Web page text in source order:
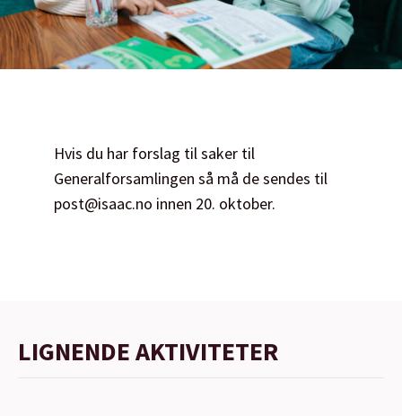
Hvis du har forslag til saker til
Generalforsamlingen så må de sendes til
post@isaac.no innen 20. oktober.
LIGNENDE AKTIVITETER